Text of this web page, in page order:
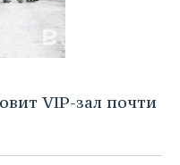
VIP-зал почти